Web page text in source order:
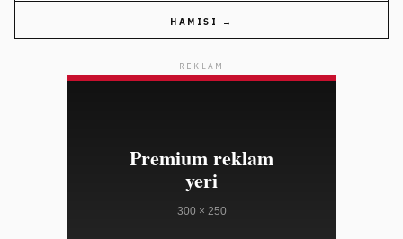
ELLE
Marko Rubio Hörmüz Boğazında Gömrük Sazişi üzrə
irəliləyişdən xəbər verib
HAMISI →
REKLAM